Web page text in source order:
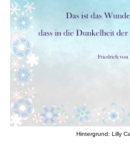
Hintergrund: Lilly